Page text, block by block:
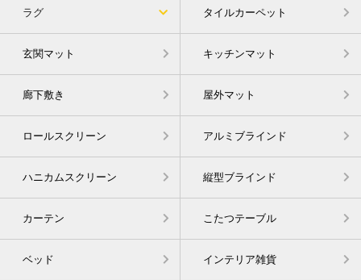
ラグ タイルカーペット
玄関マット キッチンマット
廊下敷き 屋外マット
ロールスクリーン アルミブラインド
ハニカムスクリーン 縦型ブラインド
カーテン こたつテーブル
ベッド インテリア雑貨